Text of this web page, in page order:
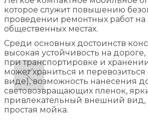
которое служит повышению
проведении ремонтных работ на
общественных местах.
Среди основных достоинств
высокая устойчивость на
при транспортировке и
может храниться и
виде), возможность нанесения
световозвращающих пленок,
привлекательный внешний вид,
простая мойка.